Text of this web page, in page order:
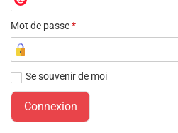
Mot de passe*
Se souvenir de moi